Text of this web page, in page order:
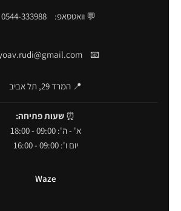
💬 וואטסאפ: 0544-333988
📧
yoav.rudi@gmail.com
📍 המרד 29, תל אביב
⏰ שעות פתיחה:
א' - ה': 09:00 - 18:00
יום ו': 09:00 - 16:00
Waze